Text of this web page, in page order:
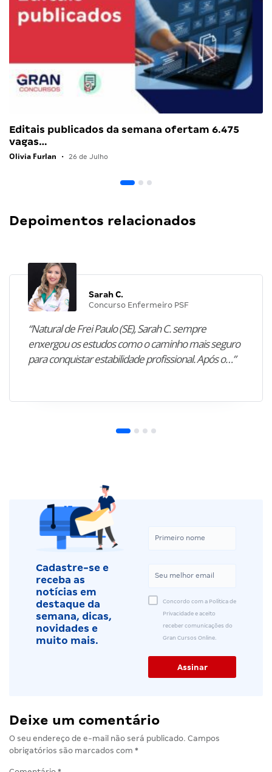
Editais publicados da semana ofertam 6.475
vagas…
Olivia Furlan • 26 de Julho
Depoimentos relacionados
Sarah C.
Concurso Enfermeiro PSF
“Natural de Frei Paulo (SE), Sarah C. sempre
enxergou os estudos como o caminho mais seguro
para conquistar estabilidade profissional. Após o…”
Cadastre-se e
receba as
notícias em
destaque da
semana, dicas,
novidades e
muito mais.
Concordo com a Política de
Privacidade e aceito
receber comunicações do
Gran Cursos Online.
Deixe um comentário
O seu endereço de e-mail não será publicado. Campos
obrigatórios são marcados com *